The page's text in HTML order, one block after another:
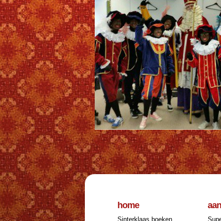
home
Sinterklaas boeken